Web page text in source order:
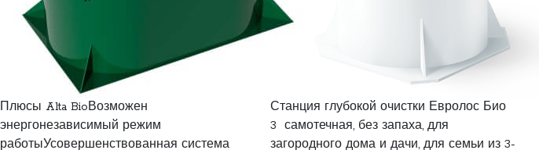
Плюсы Alta BioВозможен
энергонезависимый режим
работыУсовершенствованная система
Станция глубокой очистки Евролос Био
3 самотечная, без запаха, для
загородного дома и дачи, для семьи из 3-